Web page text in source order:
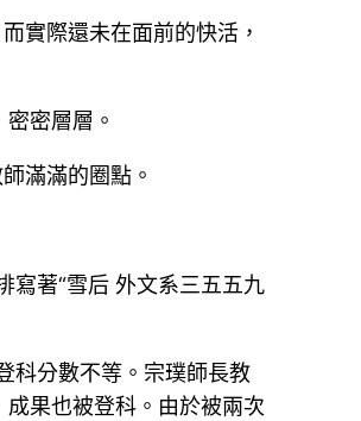
實際還未在面前的快活，
密層層。
滿滿的圈點。
寫著“雪后 外文系三五五九
科分數不等。宗璞師長教
果也被登科。由於被兩次